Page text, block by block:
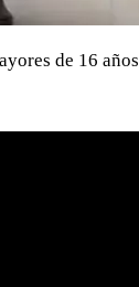
de 16 años